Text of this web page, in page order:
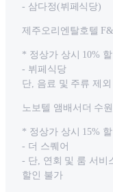
- 삼다정(뷔페식당)
제주오리엔탈호텔
* 정상가 상시 10% 할
- 뷔페식당
단, 음료 및 주류 제외
노보텔 앰배서더 수
* 정상가 상시 15% 할
- 더 스퀘어
- 단, 연회 및 룸 서비
할인 불가